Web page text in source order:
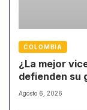
COLOMBIA
¿La mejor
defienden su
Agosto 6, 2026